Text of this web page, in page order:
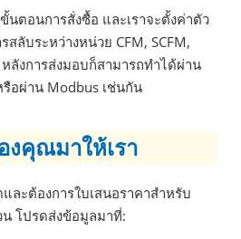
นตอนการสั่งซื้อ และเราจะตั้งค่าตัว
ลับระหว่างหน่วย CFM, SCFM,
ลังการส่งมอบก็สามารถทำได้ผ่าน
อผ่าน Modbus เช่นกัน
งคุณมาให้เรา
ะต้องการใบเสนอราคาสำหรับ
โปรดส่งข้อมูลมาที่: